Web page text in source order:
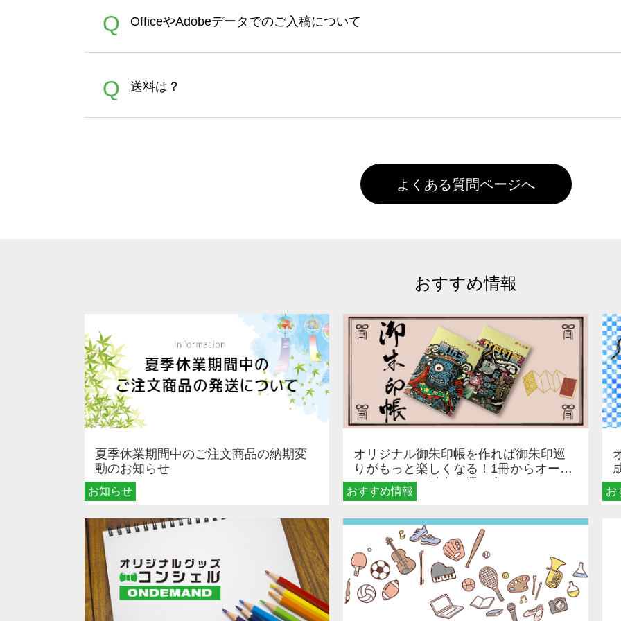
れば、ランクにカウントがされません。
A
イト以外）のプリントは、濃色インクジェット印刷といって、プリントを定着させるための
品をお届けするため、処理剤は塗布されたままの状態で出荷を行っております。処理剤自体
文に関わらず、前処理剤が残った状態でお届けとなる場合がございます。※2 濃色は淡色に
Q OfficeやAdobeデータでのご入稿について
A
Adobeデータ(AI,PSD)で保存して頂き、デザインツール上にアップロードをお願い致します。
Q 送料は？
よくある質問ページへ
おすすめ情報
お知らせ
夏季休業期間中のご注文商品の納期変
動のお知らせ
おすすめ情報
オリジナル御朱印帳を作れば御朱印巡
りがもっと楽しくなる！1冊からオーダ
ーメイドする魅力と選び方
お